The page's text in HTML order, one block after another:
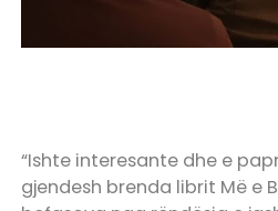
“Ishte interesante dhe e
gjendesh brenda librit Më e